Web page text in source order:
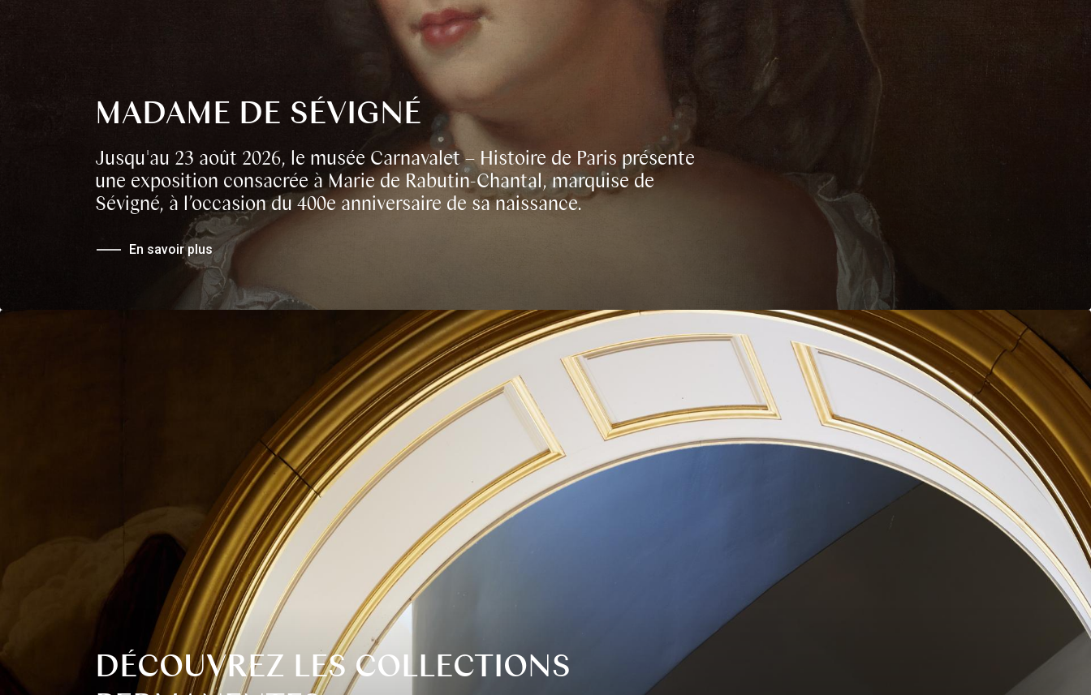
MADAME DE SÉVIGNÉ
Jusqu'au 23 août 2026, le musée Carnavalet – Histoire de Paris présente
une exposition consacrée à Marie de Rabutin-Chantal, marquise de
Sévigné, à l’occasion du 400e anniversaire de sa naissance.
En savoir plus
DÉCOUVREZ LES COLLECTIONS